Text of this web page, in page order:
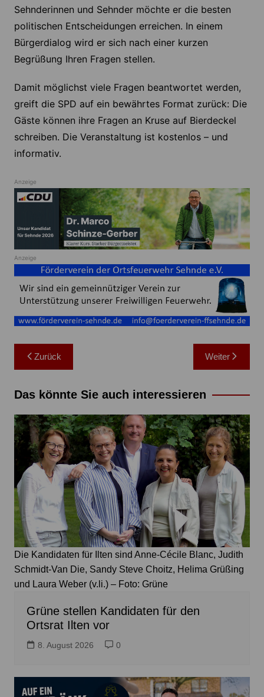
Sehnderinnen und Sehnder möchte er die besten
politischen Entscheidungen erreichen. In einem
Bürgerdialog wird er sich nach einer kurzen
Begrüßung Ihren Fragen stellen.
Damit möglichst viele Fragen beantwortet werden,
greift die SPD auf ein bewährtes Format zurück: Die
Gäste können ihre Fragen an Kruse auf Bierdeckel
schreiben. Die Veranstaltung ist kostenlos – und
informativ.
Anzeige
Anzeige
Beitragsnavigation
Zurück Weiter
Das könnte Sie auch interessieren
Die Kandidaten für Ilten sind Anne-Cécile Blanc, Judith
Schmidt-Van Die, Sandy Steve Choitz, Helima Grüßing
und Laura Weber (v.li.) – Foto: Grüne
Grüne stellen Kandidaten für den
Ortsrat Ilten vor
8. August 2026 0